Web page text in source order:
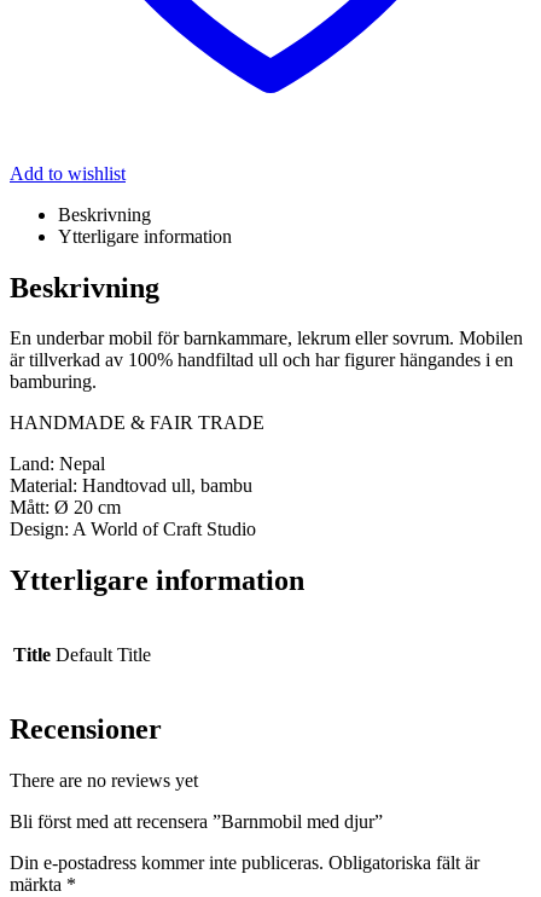
Add to wishlist
Beskrivning
Ytterligare information
Beskrivning
En underbar mobil för barnkammare, lekrum eller sovrum. Mobilen
är tillverkad av 100% handfiltad ull och har figurer hängandes i en
bamburing.
HANDMADE & FAIR TRADE
Land: Nepal
Material: Handtovad ull, bambu
Mått: Ø 20 cm
Design: A World of Craft Studio
Ytterligare information
Title Default Title
Recensioner
There are no reviews yet
Bli först med att recensera ”Barnmobil med djur”
Din e-postadress kommer inte publiceras. Obligatoriska fält är
märkta *